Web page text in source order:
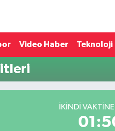
Video Haber Teknoloji
İKINDI